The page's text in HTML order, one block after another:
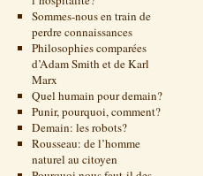
Sommes-nous en train de
perdre connaissances
Philosophies comparées
d’Adam Smith et de Karl
Marx
Quel humain pour demain?
Punir, pourquoi, comment?
Demain: les robots?
Rousseau: de l’homme
naturel au citoyen